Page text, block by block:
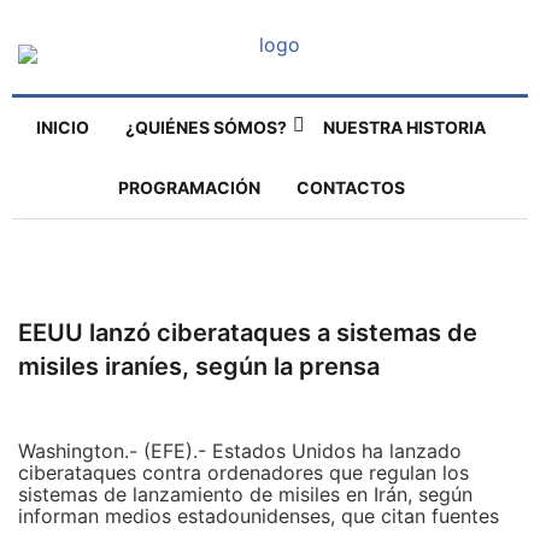
INICIO ¿QUIÉNES SÓMOS? NUESTRA HISTORIA
PROGRAMACIÓN CONTACTOS
EEUU lanzó ciberataques a sistemas de
misiles iraníes, según la prensa
Washington.- (EFE).- Estados Unidos ha lanzado
ciberataques contra ordenadores que regulan los
sistemas de lanzamiento de misiles en Irán, según
informan medios estadounidenses, que citan fuentes